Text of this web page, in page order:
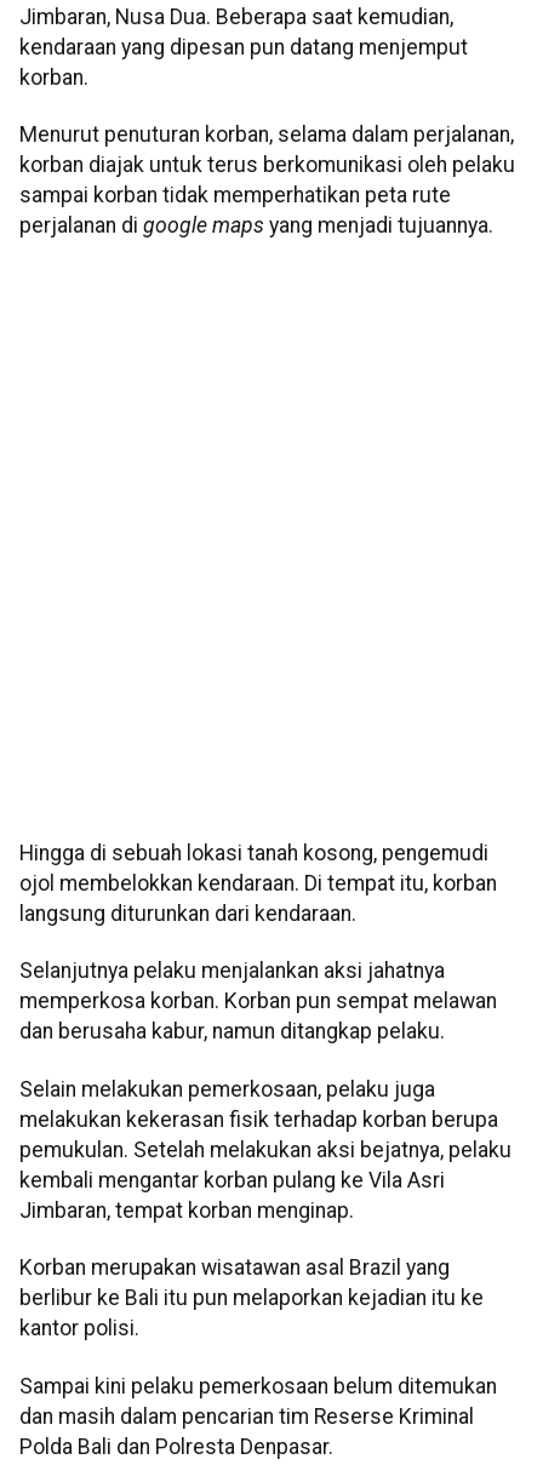
Jimbaran, Nusa Dua. Beberapa saat kemudian,
kendaraan yang dipesan pun datang menjemput
korban.
Menurut penuturan korban, selama dalam perjalanan,
korban diajak untuk terus berkomunikasi oleh pelaku
sampai korban tidak memperhatikan peta rute
perjalanan di google maps yang menjadi tujuannya.
Hingga di sebuah lokasi tanah kosong, pengemudi
ojol membelokkan kendaraan. Di tempat itu, korban
langsung diturunkan dari kendaraan.
Selanjutnya pelaku menjalankan aksi jahatnya
memperkosa korban. Korban pun sempat melawan
dan berusaha kabur, namun ditangkap pelaku.
Selain melakukan pemerkosaan, pelaku juga
melakukan kekerasan fisik terhadap korban berupa
pemukulan. Setelah melakukan aksi bejatnya, pelaku
kembali mengantar korban pulang ke Vila Asri
Jimbaran, tempat korban menginap.
Korban merupakan wisatawan asal Brazil yang
berlibur ke Bali itu pun melaporkan kejadian itu ke
kantor polisi.
Sampai kini pelaku pemerkosaan belum ditemukan
dan masih dalam pencarian tim Reserse Kriminal
Polda Bali dan Polresta Denpasar.